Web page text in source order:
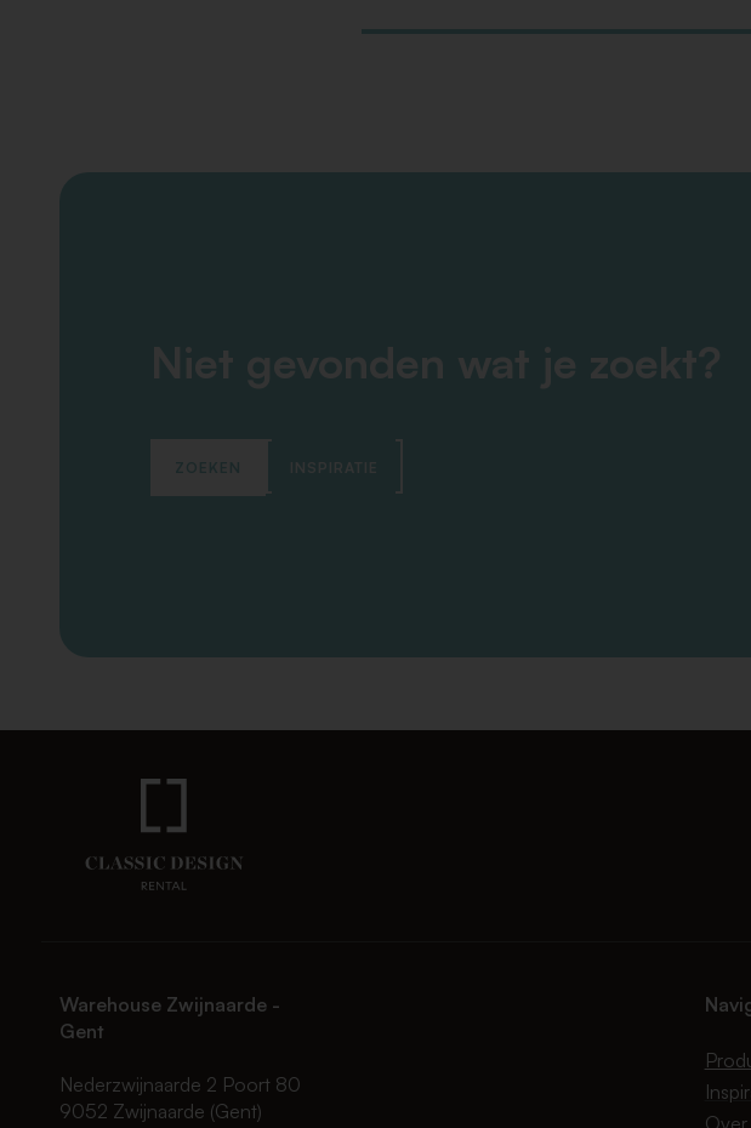
Niet gevonden wat je zoekt?
ZOEKEN INSPIRATIE
Warehouse Zwijnaarde -
Gent
Nederzwijnaarde 2 Poort 80
9052 Zwijnaarde (Gent)